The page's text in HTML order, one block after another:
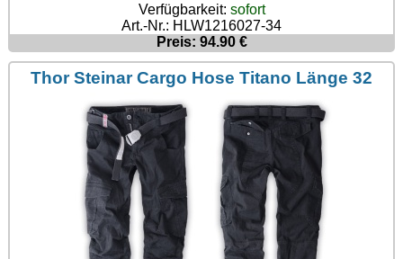
Verfügbarkeit: sofort
Art.-Nr.: HLW1216027-34
Preis: 94.90 €
Thor Steinar Cargo Hose Titano Länge 32